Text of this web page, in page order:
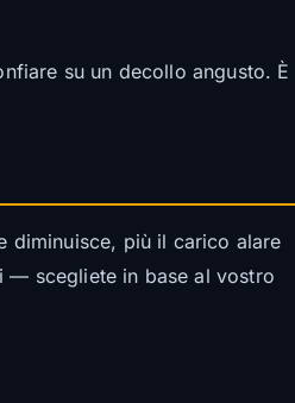
su un decollo angusto. È
diminuisce, più il carico alare
— scegliete in base al vostro